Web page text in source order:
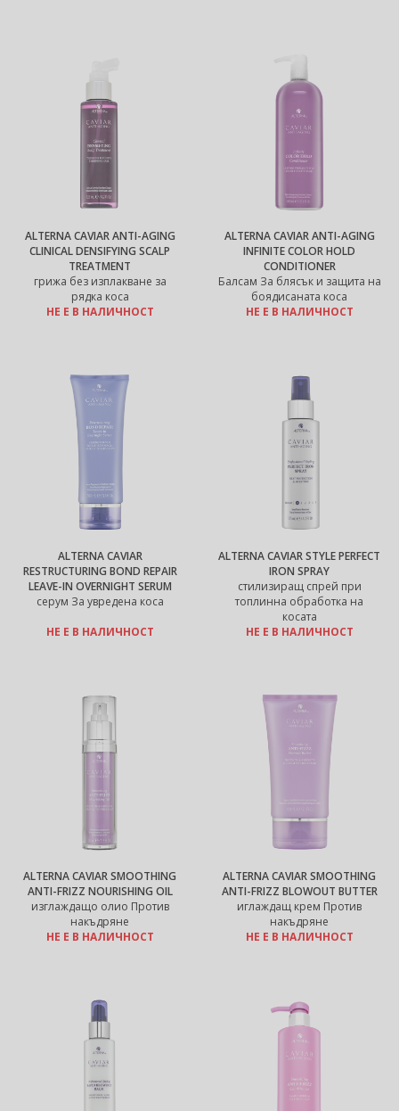
ALTERNA CAVIAR ANTI-AGING
CLINICAL DENSIFYING SCALP
TREATMENT
грижа без изплакване за
рядка коса
НЕ Е В НАЛИЧНОСТ
ALTERNA CAVIAR ANTI-AGING
INFINITE COLOR HOLD
CONDITIONER
Балсам За блясък и защита на
боядисаната коса
НЕ Е В НАЛИЧНОСТ
ALTERNA CAVIAR
RESTRUCTURING BOND REPAIR
LEAVE-IN OVERNIGHT SERUM
серум За увредена коса
НЕ Е В НАЛИЧНОСТ
ALTERNA CAVIAR STYLE PERFECT
IRON SPRAY
стилизиращ спрей при
топлинна обработка на
косата
НЕ Е В НАЛИЧНОСТ
ALTERNA CAVIAR SMOOTHING
ANTI-FRIZZ NOURISHING OIL
изглаждащо олио Против
накъдряне
НЕ Е В НАЛИЧНОСТ
ALTERNA CAVIAR SMOOTHING
ANTI-FRIZZ BLOWOUT BUTTER
иглаждащ крем Против
накъдряне
НЕ Е В НАЛИЧНОСТ